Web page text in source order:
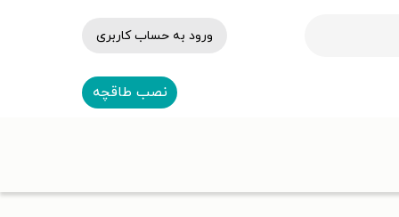
ورود به حساب کاربری
نصب طاقچه